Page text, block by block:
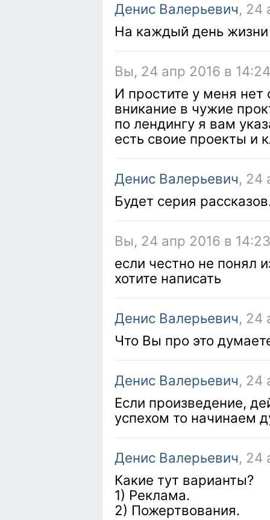
Денис Валерьевич, 24
На каждый день жизни
Вы, 24 апр 2016 в
И простите у меня
вникание в чужие
по лендингу я вам
есть своие проекты и
Денис Валерьевич, 24
Будет серия
Вы, 24 апр 2016 в
если честно не понял
хотите написать
Денис Валерьевич, 24
Что Вы про это
Денис Валерьевич, 24
Если произведение,
успехом то начинаем
Денис Валерьевич, 24
Какие тут варианты?
1) Реклама.
2) Пожертвования.